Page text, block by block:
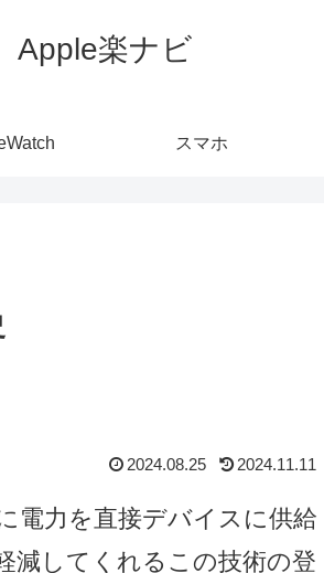
Apple楽ナビ
スマホ
2024.08.25 2024.11.11
電力を直接デバイスに供給
減してくれるこの技術の登